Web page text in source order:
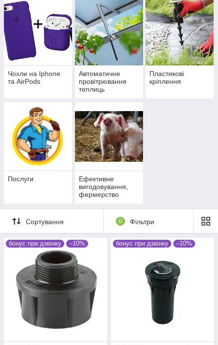
Чохли на Iphone
та AirPods
Автоматичне
провітрювання
теплиць
Пластикові
кріплення
Послуги
Ефективне
вигодовування,
фермерство
Сортування 0 Фільтри
бонус при дзвінку –10% бонус при дзвінку –10%